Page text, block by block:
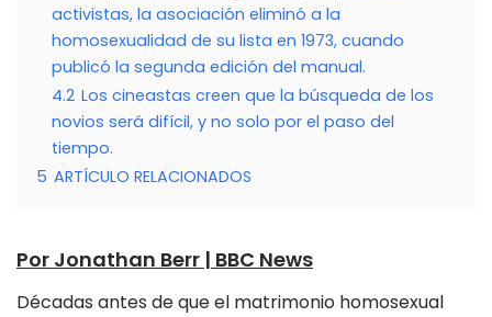
activistas, la asociación eliminó a la
homosexualidad de su lista en 1973, cuando
publicó la segunda edición del manual.
4.2 Los cineastas creen que la búsqueda de los
novios será difícil, y no solo por el paso del
tiempo.
5 ARTÍCULO RELACIONADOS
Por Jonathan Berr | BBC News
Décadas antes de que el matrimonio homosexual